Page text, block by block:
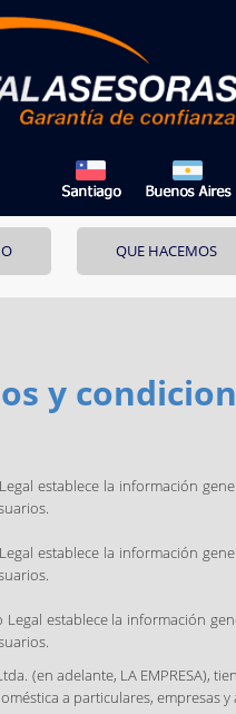
QUE HACEMOS
y
establece la información
establece la información
Legal establece la información
(en adelante, LA
a particulares, empresas y